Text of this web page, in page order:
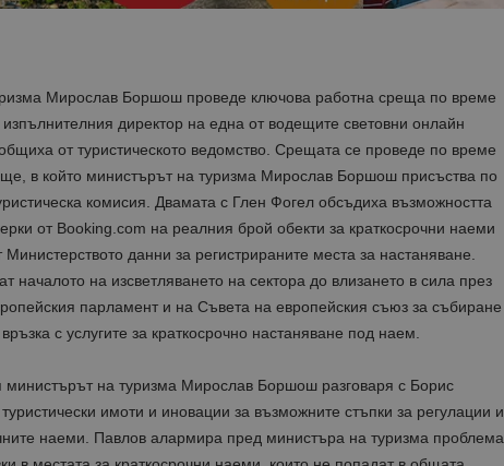
Мирослав Боршош проведе ключова работна среща по време
директор на една от водещите световни онлайн
от туристическото ведомство. Срещата се проведе по време
в който министърът на туризма Мирослав Боршош присъства по
комисия. Двамата с Глен Фогел обсъдиха възможността
от Booking.com на реалния брой обекти за краткосрочни наеми
данни за регистрираните места за настаняване.
началото на изсветляването на сектора до влизането в сила през
парламент и на Съвета на европейския съюз за събиране
с услугите за краткосрочно настаняване под наем.
на туризма Мирослав Боршош разговаря с Борис
имоти и иновации за възможните стъпки за регулации и
наеми. Павлов алармира пред министъра на туризма проблема